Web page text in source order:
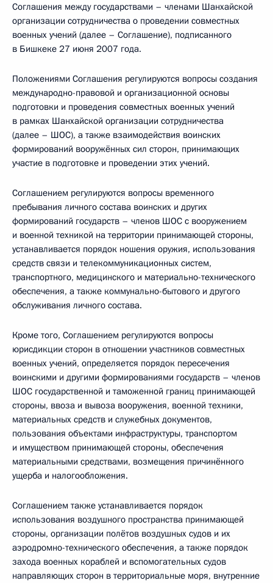
Соглашения между государствами – членами Шанхайской
организации сотрудничества о проведении совместных
военных учений (далее – Соглашение), подписанного
в Бишкеке 27 июня 2007 года.
Положениями Соглашения регулируются вопросы создания
международно-правовой и организационной основы
подготовки и проведения совместных военных учений
в рамках Шанхайской организации сотрудничества
(далее – ШОС), а также взаимодействия воинских
формирований вооружённых сил сторон, принимающих
участие в подготовке и проведении этих учений.
Соглашением регулируются вопросы временного
пребывания личного состава воинских и других
формирований государств – членов ШОС с вооружением
и военной техникой на территории принимающей стороны,
устанавливается порядок ношения оружия, использования
средств связи и телекоммуникационных систем,
транспортного, медицинского и материально-технического
обеспечения, а также коммунально-бытового и другого
обслуживания личного состава.
Кроме того, Соглашением регулируются вопросы
юрисдикции сторон в отношении участников совместных
военных учений, определяется порядок пересечения
воинскими и другими формированиями государств – членов
ШОС государственной и таможенной границ принимающей
стороны, ввоза и вывоза вооружения, военной техники,
материальных средств и служебных документов,
пользования объектами инфраструктуры, транспортом
и имуществом принимающей стороны, обеспечения
материальными средствами, возмещения причинённого
ущерба и налогообложения.
Соглашением также устанавливается порядок
использования воздушного пространства принимающей
стороны, организации полётов воздушных судов и их
аэродромно-технического обеспечения, а также порядок
захода военных кораблей и вспомогательных судов
направляющих сторон в территориальные моря, внутренние